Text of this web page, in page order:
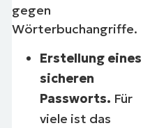
gegen
Wörterbuchangriffe.
Erstellung eines
sicheren
Passworts. Für
viele ist das